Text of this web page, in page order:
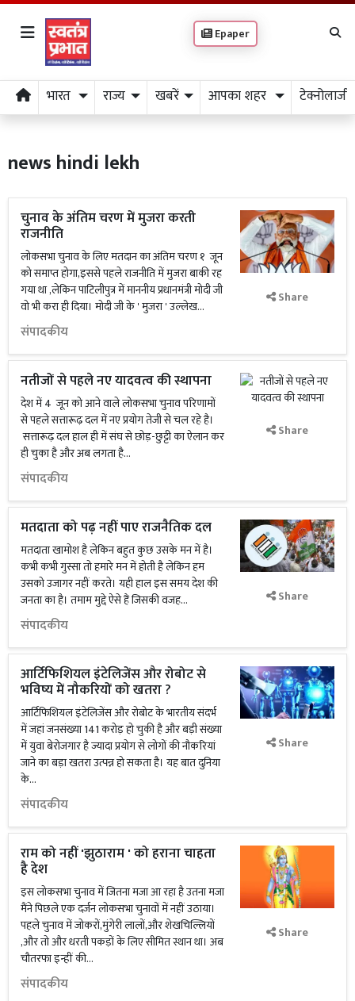
Epaper
भारत राज्य खबरें आपका शहर टेक्नोलाजी
news hindi lekh
चुनाव के अंतिम चरण में मुजरा करती
राजनीति
लोकसभा चुनाव के लिए मतदान का अंतिम चरण १ जून
को समाप्त होगा,इससे पहले राजनीति में मुजरा बाकी रह
गया था ,लेकिन पाटिलीपुत्र में माननीय प्रधानमंत्री मोदी जी
वो भी करा ही दिया। मोदी जी के ' मुजरा ' उल्लेख...
संपादकीय
Share
नतीजों से पहले नए यादवत्व की स्थापना
देश में 4 जून को आने वाले लोकसभा चुनाव परिणामों
से पहले सत्तारूढ़ दल में नए प्रयोग तेजी से चल रहे है।
सत्तारूढ़ दल हाल ही में संघ से छोड़-छुट्टी का ऐलान कर
ही चुका है और अब लगता है...
संपादकीय
Share
मतदाता को पढ़ नहीं पाए राजनैतिक दल
मतदाता खामोश है लेकिन बहुत कुछ उसके मन में है।
कभी कभी गुस्सा तो हमारे मन में होती है लेकिन हम
उसको उजागर नहीं करते। यही हाल इस समय देश की
जनता का है। तमाम मुद्दे ऐसे हैं जिसकी वजह...
संपादकीय
Share
आर्टिफिशियल इंटेलिजेंस और रोबोट से
भविष्य में नौकरियों को खतरा ?
आर्टिफिशियल इंटेलिजेंस और रोबोट के भारतीय संदर्भ
में जहां जनसंख्या 141 करोड़ हो चुकी है और बड़ी संख्या
में युवा बेरोजगार है ज्यादा प्रयोग से लोगों की नौकरियां
जाने का बड़ा खतरा उत्पन्न हो सकता है। यह बात दुनिया
के...
संपादकीय
Share
राम को नहीं 'झुठाराम ' को हराना चाहता
है देश
इस लोकसभा चुनाव में जितना मजा आ रहा है उतना मजा
मैंने पिछले एक दर्जन लोकसभा चुनावों में नहीं उठाया।
पहले चुनाव में जोकरों,मुंगेरी लालों,और शेखचिल्लियों
,और तो और धरती पकड़ों के लिए सीमित स्थान था। अब
चौतरफा इन्हीं की...
संपादकीय
Share